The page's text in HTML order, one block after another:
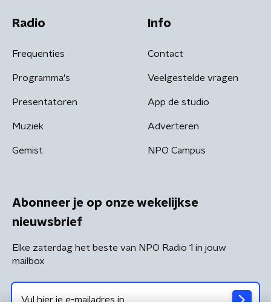
Radio
Frequenties
Programma's
Presentatoren
Muziek
Gemist
Info
Contact
Veelgestelde vragen
App de studio
Adverteren
NPO Campus
Abonneer je op onze wekelijkse
nieuwsbrief
Elke zaterdag het beste van NPO Radio 1 in jouw
mailbox